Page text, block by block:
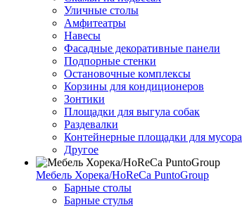
Уличные столы
Амфитеатры
Навесы
Фасадные декоративные панели
Подпорные стенки
Остановочные комплексы
Корзины для кондиционеров
Зонтики
Площадки для выгула собак
Раздевалки
Контейнерные площадки для мусора
Другое
Мебель Хорека/HoReCa PuntoGroup
Барные столы
Барные стулья